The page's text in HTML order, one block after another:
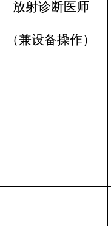
放射诊断医师
（兼设备操作）